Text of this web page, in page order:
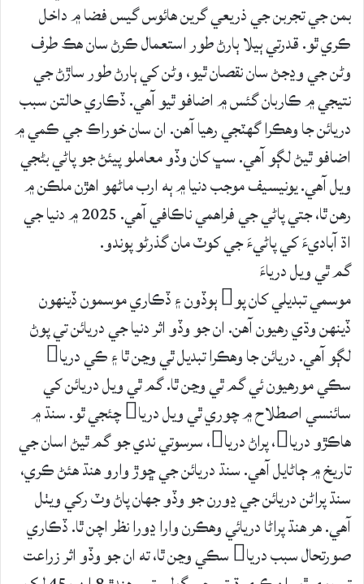
بمن جي تجربن جي ذريعي گرين هائوس گيس فضا ۾ داخل
ڪري ٿو. قدرتي ٻيلا ٻارڻ طور استعمال ڪرڻ سان هڪ طرف
وڻن جي وڍجڻ سان نقصان ٿيو، وڻن کي ٻارڻ طور ساڙڻ جي
نتيجي ۾ ڪاربان گئس ۾ اضافو ٿيو آهي. ڏڪاري حالتن سبب
دريائن جا وهڪرا گهٽجي رهيا آهن. ان سان خوراڪ جي ڪمي ۾
اضافو ٿيڻ لڳو آهي. سڀ کان وڏو معاملو پيئڻ جو پاڻي بڻجي
ويل آهي. يونيسيف موجب دنيا ۾ ٻه ارب ماڻهو اهڙن ملڪن ۾
رهن ٿا، جتي پاڻي جي فراهمي ناڪافي آهي. 2025 ۾ دنيا جي
اڌ آباديءَ کي پاڻيءَ جي کوٽ مان گذرڻو پوندو.
گم ٿي ويل درياءَ
موسمي تبديلي کان پو ٻوڏون ۽ ڏڪاري موسمون ڏينهون
ڏينهن وڌي رهيون آهن. ان جو وڏو اثر دنيا جي دريائن تي پوڻ
لڳو آهي. دريائن جا وهڪرا تبديل ٿي وڃن ٿا ۽ ڪي دريا
سڪي مورهيون ئي گم ٿي وڃن ٿا. گم ٿي ويل دريائن کي
سائنسي اصطلاح ۾ چوري ٿي ويل دريا چئجي ٿو. سنڌ ۾
هاڪڙو دريا، پراڻ دريا، سرسوتي ندي جو گم ٿيڻ اسان جي
تاريخ ۾ ڄاڻايل آهي. سنڌ دريائن جي ڇوڙ وارو هنڌ هئڻ ڪري،
سنڌ پراڻن دريائن جي ڍورن جو وڏو جهان پاڻ وٽ رکي ويٺل
آهي. هر هنڌ پراڻا دريائي وهڪرن وارا ڍورا نظر اچن ٿا. ڏڪاري
صورتحال سبب دريا سڪي وڃن ٿا، ته ان جو وڏو اثر زراعت